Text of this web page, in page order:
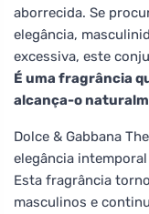
aborrecida. Se
elegância,
excessiva, este
É uma fragrância
alcança-o
Dolce & Gabbana
elegância
Esta fragrância
masculinos e